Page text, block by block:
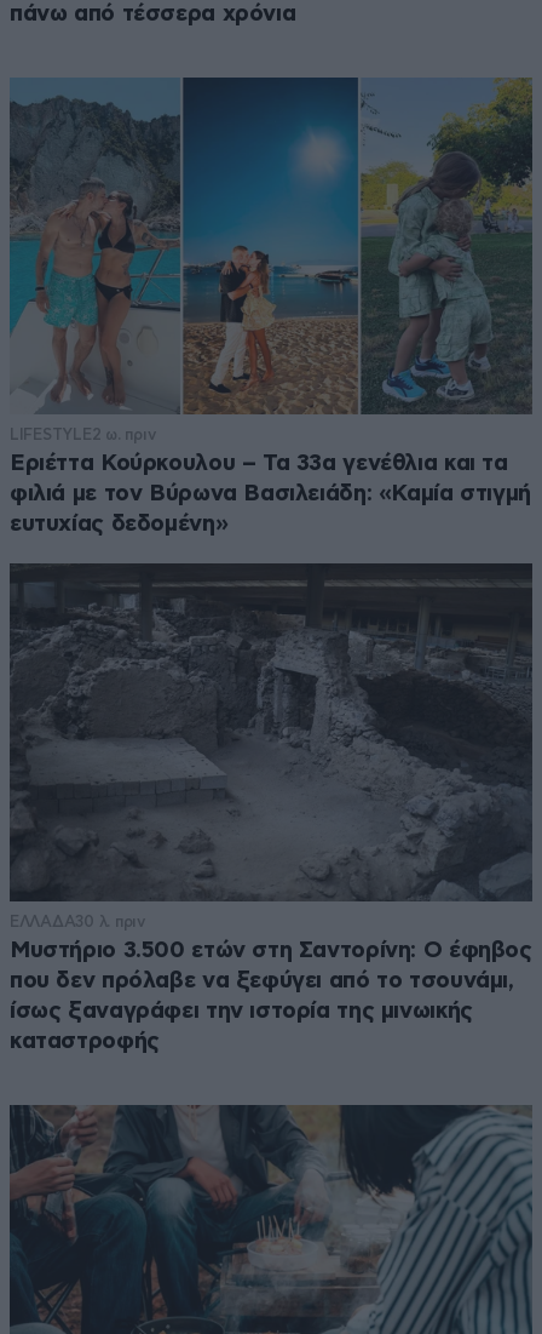
πάνω από τέσσερα χρόνια
LIFESTYLE2 ω. πριν
Εριέττα Κούρκουλου – Τα 33α γενέθλια και τα
φιλιά με τον Βύρωνα Βασιλειάδη: «Καμία στιγμή
ευτυχίας δεδομένη»
ΕΛΛΑΔΑ30 λ. πριν
Μυστήριο 3.500 ετών στη Σαντορίνη: Ο έφηβος
που δεν πρόλαβε να ξεφύγει από το τσουνάμι,
ίσως ξαναγράφει την ιστορία της μινωικής
καταστροφής